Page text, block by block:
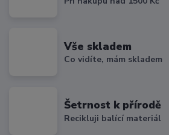
Vše skladem
Co vidíte, mám skladem
Šetrnost k přírodě
Recikluji balící materiál